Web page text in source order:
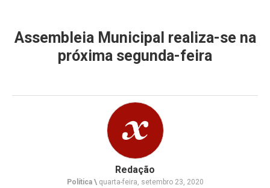
Assembleia Municipal realiza-se na
próxima segunda-feira
Redação
Política \quarta-feira, setembro 23, 2020